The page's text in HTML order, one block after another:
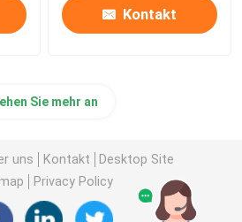
Kontakt
Sie mehr an
uns Kontakt
Desktop Site
Privacy Policy